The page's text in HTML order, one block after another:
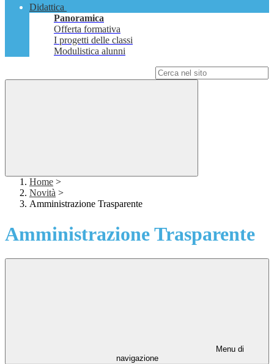
Didattica
Panoramica
Offerta formativa
I progetti delle classi
Modulistica alunni
Home >
Novità >
Amministrazione Trasparente
Amministrazione Trasparente
Menu di
navigazione